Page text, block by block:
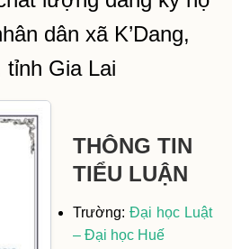
dân xã K’Dang,
Gia Lai
THÔNG TIN
TIỂU LUẬN
Trường:Đại học Luật
– Đại học Huế